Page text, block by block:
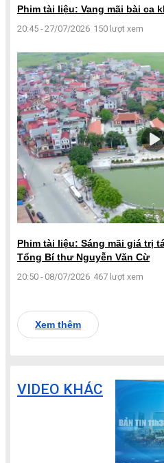
Phim tài liệu: Vang mãi bài ca
20:45 - 27/07/2026 150 lượt xem
Phim tài liệu: Sáng mãi giá trị
Tổng Bí thư Nguyễn Văn Cừ
20:50 - 08/07/2026 467 lượt xem
Xem thêm
VIDEO KHÁC